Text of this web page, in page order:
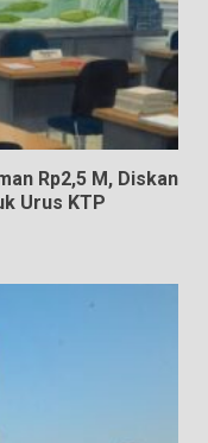
Rp2,5 M, Diskan
Urus KTP